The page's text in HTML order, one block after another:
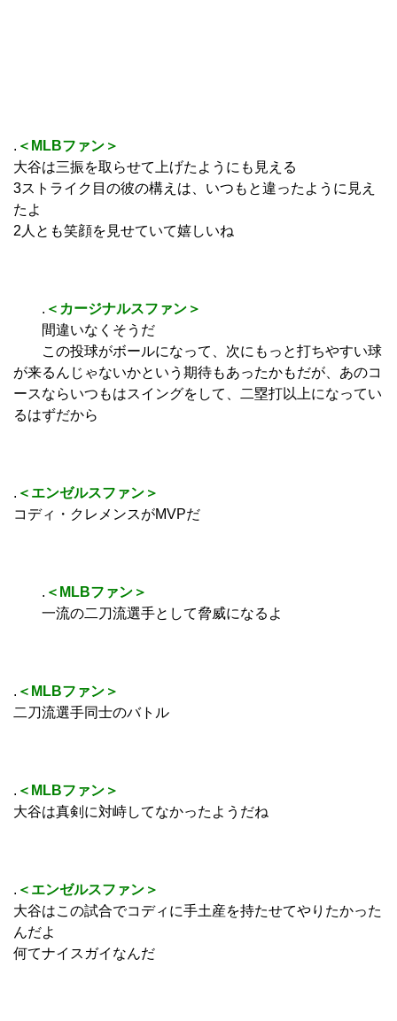
. ＜MLBファン＞
大谷は三振を取らせて上げたようにも見える
3ストライク目の彼の構えは、いつもと違ったように見え
たよ
2人とも笑顔を見せていて嬉しいね
. ＜カージナルスファン＞
間違いなくそうだ
この投球がボールになって、次にもっと打ちやすい球
が来るんじゃないかという期待もあったかもだが、あのコ
ースならいつもはスイングをして、二塁打以上になってい
るはずだから
. ＜エンゼルスファン＞
コディ・クレメンスがMVPだ
. ＜MLBファン＞
一流の二刀流選手として脅威になるよ
. ＜MLBファン＞
二刀流選手同士のバトル
. ＜MLBファン＞
大谷は真剣に対峙してなかったようだね
. ＜エンゼルスファン＞
大谷はこの試合でコディに手土産を持たせてやりたかった
んだよ
何てナイスガイなんだ